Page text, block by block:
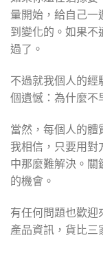
量開始，給自己一
到變化的。如果不
過了。
不過就我個人的經
個遺憾：為什麼不
當然，每個人的體
我相信，只要用對
中那麼難解決。
的機會。
有任何問題也歡迎
產品資訊，貨比三